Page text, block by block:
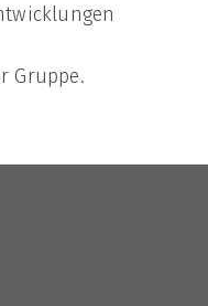
Gruppe.